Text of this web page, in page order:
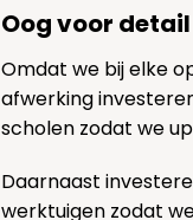
Oog voor detail
Omdat we bij elke
afwerking
scholen zodat we
Daarnaast
werktuigen zodat